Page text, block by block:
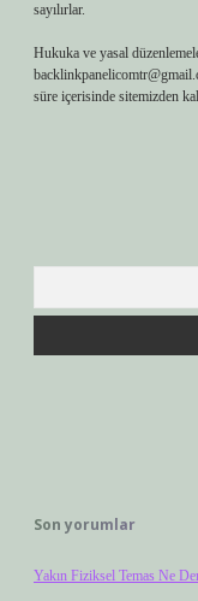
sayılırlar.
Hukuka ve yasal
süre içerisinde sitemizden
Son yorumlar
Yakın Fiziksel Temas Ne